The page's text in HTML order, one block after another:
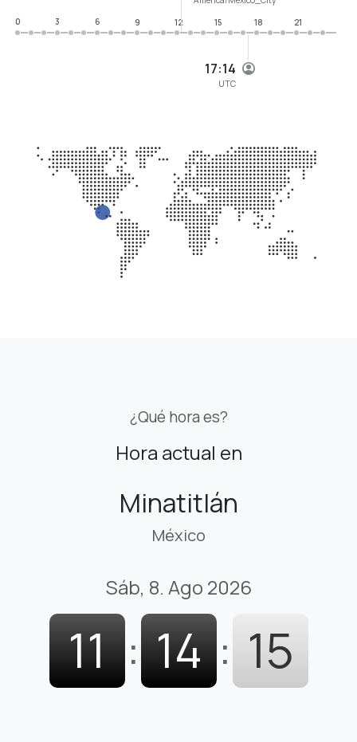
17:14
UTC
0
3 6 9 12 15 18 21
¿Qué hora es?
Hora actual en
Minatitlán
México
Sáb, 8. Ago 2026
11 : 14 : 16